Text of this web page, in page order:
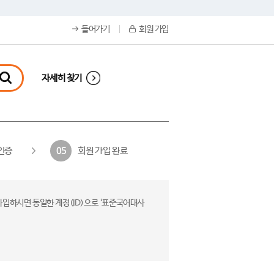
들어가기 회원 가입
자세히 찾기
증 05 회원 가입 완료
하시면 동일한 계정(ID)으로 ‘표준국어대사